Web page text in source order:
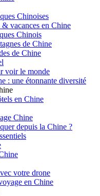
Chinoises
vacances en Chine
Chinois
de Chine
de Chine
voir le monde
: une étonnante diversité
en Chine
Chine
depuis la Chine ?
votre drone
en Chine